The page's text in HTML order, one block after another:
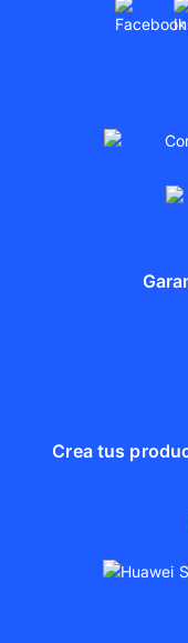
Crea tus